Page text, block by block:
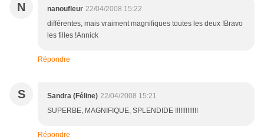
N nanoufleur 22/04/2008 15:22
différentes, mais vraiment magnifiques toutes les deux !Bravo
les filles !Annick
Répondre
S Sandra (Féline) 22/04/2008 15:21
SUPERBE, MAGNIFIQUE, SPLENDIDE !!!!!!!!!!!!!
Répondre